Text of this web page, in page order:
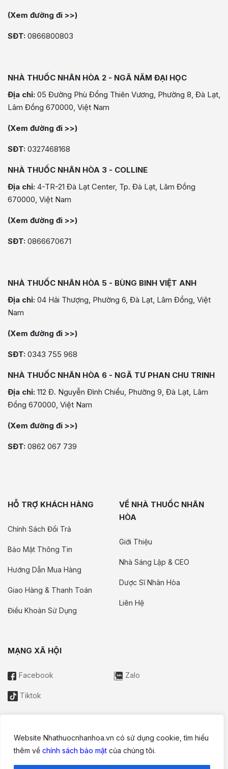
Website Nhathuocnhanhoa.vn có sử dụng cookie, tìm hiểu
thêm về chính sách bảo mật của chúng tôi.
(Xem đường đi >>)
SĐT: 0866800803
NHÀ THUỐC NHÂN HÒA 2 - NGÃ NĂM ĐẠI HỌC
Địa chỉ: 05 Đường Phù Đổng Thiên Vương, Phường 8, Đà Lạt,
Lâm Đồng 670000, Việt Nam
(Xem đường đi >>)
SĐT: 0327468168
NHÀ THUỐC NHÂN HÒA 3 - COLLINE
Địa chỉ: 4-TR-21 Đà Lạt Center, Tp. Đà Lạt, Lâm Đồng
670000, Việt Nam
(Xem đường đi >>)
SĐT: 0866670671
NHÀ THUỐC NHÂN HÒA 5 - BÙNG BINH VIỆT ANH
Địa chỉ: 04 Hải Thượng, Phường 6, Đà Lạt, Lâm Đồng, Việt
Nam
(Xem đường đi >>)
SĐT: 0343 755 968
NHÀ THUỐC NHÂN HÒA 6 - NGÃ TƯ PHAN CHU TRINH
Địa chỉ: 112 Đ. Nguyễn Đình Chiểu, Phường 9, Đà Lạt, Lâm
Đồng 670000, Việt Nam
(Xem đường đi >>)
SĐT: 0862 067 739
HỖ TRỢ KHÁCH HÀNG
Chính Sách Đổi Trả
Bảo Mật Thông Tin
Hướng Dẫn Mua Hàng
Giao Hàng & Thanh Toán
Điều Khoản Sử Dụng
VỀ NHÀ THUỐC NHÂN
HÒA
Giới Thiệu
Nhà Sáng Lập & CEO
Dược Sĩ Nhân Hòa
Liên Hệ
MẠNG XÃ HỘI
Facebook Zalo
Tiktok
Thông tin trên website này chỉ mang tính chất nội bộ tham khảo;